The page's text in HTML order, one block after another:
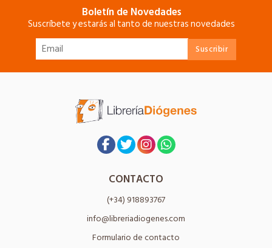
Boletín de Novedades
Suscríbete y estarás al tanto de nuestras novedades
CONTACTO
(+34) 918893767
info@libreriadiogenes.com
Formulario de contacto